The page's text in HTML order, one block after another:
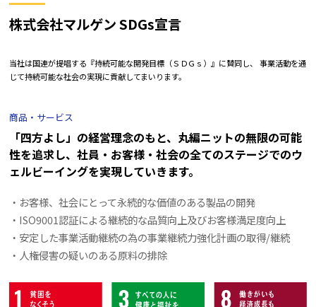
福利厚生・制度
募集要項
お問い合わせ
株式会社マルゲン SDGs宣言
当社は国連が提唱する『持続可能な開発目標（ＳＤＧｓ）』に賛同し、 事業活動を通
じて持続可能な社会の実現に貢献してまいります。
商品・サービス
「四方よし」の経営理念のもと、丸編ニットの無限の可能
性を追求し、 社員・お客様・社会の全てのステージでのウ
ェルビーイングを実現していきます。
・お客様、社会にとって永続的な価値のある製品の開発
・ISO9001認証による継続的な品質向上及びお客様満足度向上
・安定した事業活動継続の為の事業継続力強化計画の取得/継続
・人権侵害の疑いのある原料の排除